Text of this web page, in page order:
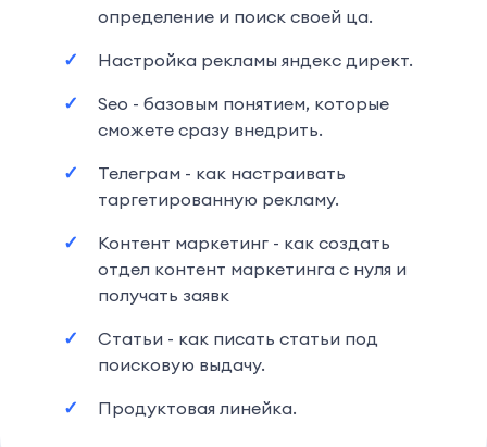
определение и поиск своей ца.
Настройка рекламы яндекс директ.
Seo - базовым понятием, которые
сможете сразу внедрить.
Телеграм - как настраивать
таргетированную рекламу.
Контент маркетинг - как создать
отдел контент маркетинга с нуля и
получать заявк
Статьи - как писать статьи под
поисковую выдачу.
Продуктовая линейка.